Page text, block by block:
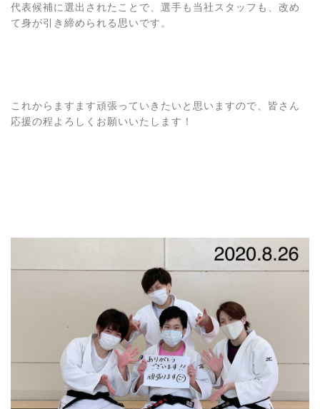
代表候補に選出されたことで、選手も当社スタッフも、改め
て身が引き締められる思いです。
これからますます頑張っていきたいと思いますので、皆さん
応援の程よろしくお願いいたします！